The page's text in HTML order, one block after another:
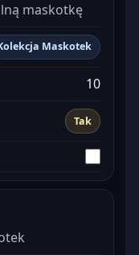
maskotkę
Maskotek
Tak
10